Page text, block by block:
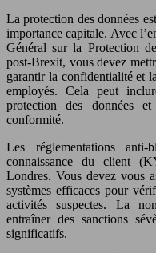
La protection des données
importance capitale. Avec
Général sur la Protection
post-Brexit, vous devez
garantir la confidentialité et
employés. Cela peut
protection des données
conformité.
Les réglementations
connaissance du client
Londres. Vous devez vous
systèmes efficaces pour
activités suspectes. La
entraîner des sanctions
significatifs.